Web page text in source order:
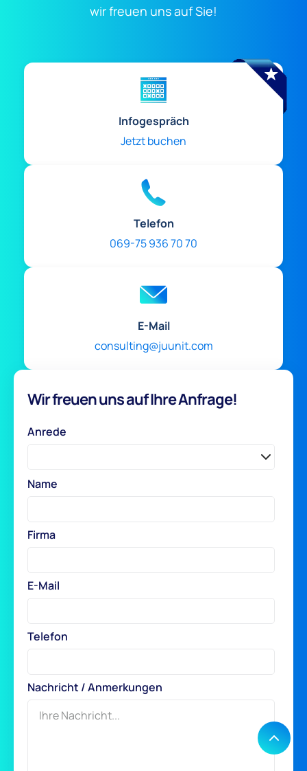
wir freuen uns auf Sie!
Infogespräch
Jetzt buchen
Telefon
069-75 936 70 70
E-Mail
consulting@juunit.com
Wir freuen uns auf Ihre Anfrage!
Anrede
Name
Firma
E-Mail
Telefon
Nachricht / Anmerkungen